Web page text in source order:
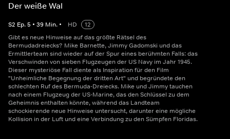
Der weiße Wal
S2 Ep.5 • 39 Min. • HD
12
Gibt es neue Hinweise auf das größte Rätsel des
Bermudadreiecks? Mike Barnette, Jimmy Gadomski und das
Ermittlerteam sind wieder auf der Spur eines berühmten Falls: das
Verschwinden von sieben Flugzeugen der US Navy im Jahr 1945.
Dieser mysteriöse Fall diente als Inspiration für den Film
"Unheimliche Begegnung der dritten Art" und begründete den
schlechten Ruf des Bermuda-Dreiecks. Mike und Jimmy tauchen
nach einem Flugzeug der US-Marine, das den Schlüssel zu dem
Geheimnis enthalten könnte, während das Landteam
schockierende neue Hinweise untersucht, darunter eine mögliche
Kollision in der Luft und eine Verbindung zu den Sümpfen Floridas.